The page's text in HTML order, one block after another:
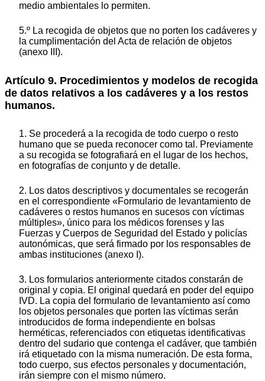
medio ambientales lo permiten.
5.º La recogida de objetos que no porten los cadáveres y
la cumplimentación del Acta de relación de objetos
(anexo III).
Artículo 9. Procedimientos y modelos de recogida
de datos relativos a los cadáveres y a los restos
humanos.
1. Se procederá a la recogida de todo cuerpo o resto
humano que se pueda reconocer como tal. Previamente
a su recogida se fotografiará en el lugar de los hechos,
en fotografías de conjunto y de detalle.
2. Los datos descriptivos y documentales se recogerán
en el correspondiente «Formulario de levantamiento de
cadáveres o restos humanos en sucesos con víctimas
múltiples», único para los médicos forenses y las
Fuerzas y Cuerpos de Seguridad del Estado y policías
autonómicas, que será firmado por los responsables de
ambas instituciones (anexo I).
3. Los formularios anteriormente citados constarán de
original y copia. El original quedará en poder del equipo
IVD. La copia del formulario de levantamiento así como
los objetos personales que porten las víctimas serán
introducidos de forma independiente en bolsas
herméticas, referenciados con etiquetas identificativas
dentro del sudario que contenga el cadáver, que también
irá etiquetado con la misma numeración. De esta forma,
todo cuerpo, sus efectos personales y documentación,
irán siempre con el mismo número.